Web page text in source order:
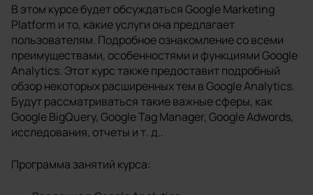
В этом курсе будет обсуждаться Google Marketing
Platform и то, какие услуги она предлагает
пользователям. Подробное ознакомление со всеми
преимуществами, особенностями и функциями Google
Analytics. Этот курс также предоставит подробный
обзор некоторых расширенных тем в Google Analytics.
Будут рассматриваться такие важные сферы, как
Google BigQuery, Google Tag Manager, Google Adwords,
исследования, отчеты и т. д..
Программа занятий курса: